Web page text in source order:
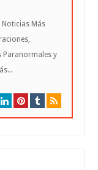
Noticias Más
Paranormales y